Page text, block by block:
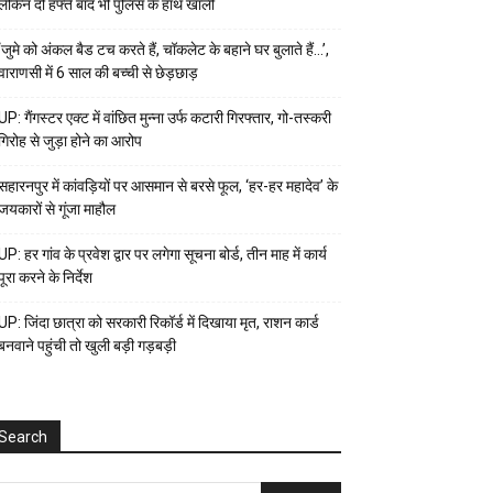
दो हफ्ते बाद भी पुलिस के हाथ खाली
को अंकल बैड टच करते हैं, चॉकलेट के बहाने घर बुलाते हैं…’,
में 6 साल की बच्ची से छेड़छाड़
गैंगस्टर एक्ट में वांछित मुन्ना उर्फ कटारी गिरफ्तार, गो-तस्करी
से जुड़ा होने का आरोप
में कांवड़ियों पर आसमान से बरसे फूल, ‘हर-हर महादेव’ के
से गूंजा माहौल
हर गांव के प्रवेश द्वार पर लगेगा सूचना बोर्ड, तीन माह में कार्य
करने के निर्देश
जिंदा छात्रा को सरकारी रिकॉर्ड में दिखाया मृत, राशन कार्ड
पहुंची तो खुली बड़ी गड़बड़ी